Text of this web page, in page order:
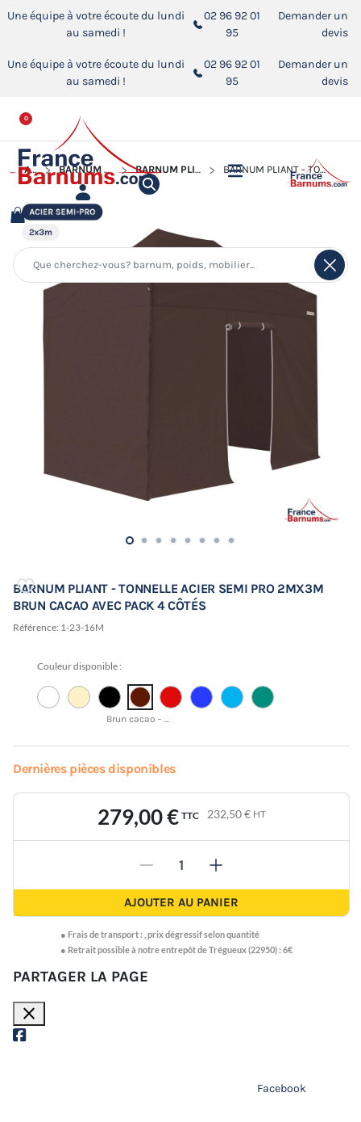
Une équipe à votre écoute du lundi
au samedi !
02 96 92 01
95
Demander un
devis
Une équipe à votre écoute du lundi
au samedi !
02 96 92 01
95
Demander un
devis
0
ACCUEIL BARNUM PLIANT - TONNELLE ACIER SEMI PRO BARNUM PLIANT - TONNELLE ACIER SEMI PRO 2MX3M BARNUM PLIANT - TONNELLE ACIER SEMI PRO 2MX3M BRUN CACAO AVEC PACK 4 CÔTÉS
BARNUM PLIANT - TONNELLE ACIER SEMI PRO 2MX3M
BRUN CACAO AVEC PACK 4 CÔTÉS
Référence: 1-23-16M
Couleur disponible :
Brun cacao - PANTONE 19-1431 TCX
Dernières pièces disponibles
279,00 € TTC 232,50 € HT
- +
AJOUTER AU PANIER
● Frais de transport : prix dégressif selon quantité
● Retrait possible à notre entrepôt de Trégueux (22950) : 6€
PARTAGER LA PAGE
close
Facebook